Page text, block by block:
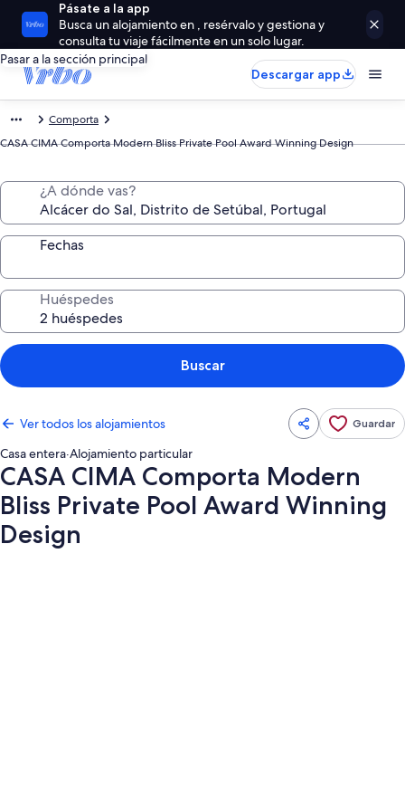
Pásate a la app
Busca un alojamiento en , resérvalo y gestiona y
consulta tu viaje fácilmente en un solo lugar.
Pasar a la sección principal
Descargar app
Comporta
CASA CIMA Comporta Modern Bliss Private Pool Award Winning Design
¿A dónde vas?
Fechas
Huéspedes
Buscar
Ver todos los alojamientos Guardar
Casa entera·Alojamiento particular
CASA CIMA Comporta Modern
Bliss Private Pool Award Winning
Design